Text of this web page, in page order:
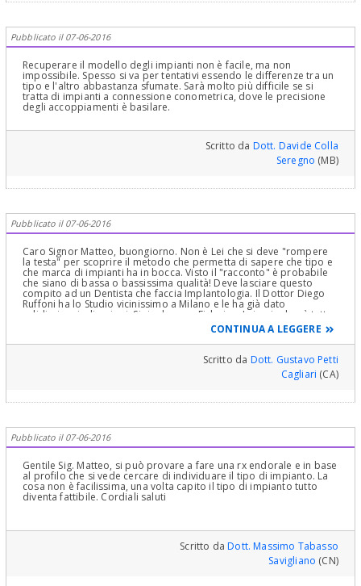
Pubblicato il 07-06-2016
Recuperare il modello degli impianti non è facile, ma non
impossibile. Spesso si va per tentativi essendo le differenze tra un
tipo e l'altro abbastanza sfumate. Sarà molto più difficile se si
tratta di impianti a connessione conometrica, dove le precisione
degli accoppiamenti è basilare.
Scritto da Dott. Davide Colla
Seregno (MB)
Pubblicato il 07-06-2016
Caro Signor Matteo, buongiorno. Non è Lei che si deve "rompere
la testa" per scoprire il metodo che permetta di sapere che tipo e
che marca di impianti ha in bocca. Visto il "racconto" è probabile
che siano di bassa o bassissima qualità! Deve lasciare questo
compito ad un Dentista che faccia Implantologia. Il Dottor Diego
Ruffoni ha lo Studio vicinissimo a Milano e le ha già dato
validissime indicazioni. Si rivolga con Fiducia a Lui e risolverà tutto.
:) Non posso consigliarle niente altro, via Web! Cari Saluti
CONTINUA A LEGGERE
Scritto da Dott. Gustavo Petti
Cagliari (CA)
Pubblicato il 07-06-2016
Gentile Sig. Matteo, si può provare a fare una rx endorale e in base
al profilo che si vede cercare di individuare il tipo di impianto. La
cosa non è facilissima, una volta capito il tipo di impianto tutto
diventa fattibile. Cordiali saluti
Scritto daDott. Massimo Tabasso
Savigliano (CN)